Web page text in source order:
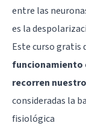
entre las
es la
Este curso gratis
funcionamiento
recorren
consideradas la
fisiológica